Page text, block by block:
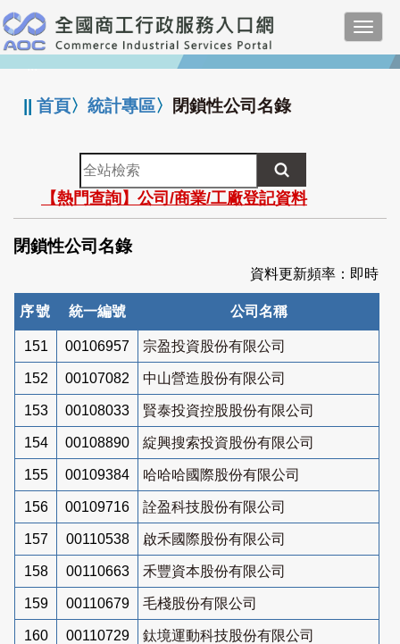
跳
到
主
要
:::
||首頁〉統計專區〉 閉鎖性公司名錄
全
站
檢
索
【熱門查詢】公司/商業/工廠登記資料
閉鎖性公司名錄
資料更新頻率：即時
序號 統一編號 公司名稱
151 00106957 宗盈投資股份有限公司
152 00107082 中山營造股份有限公司
153 00108033 賢泰投資控股股份有限公司
154 00108890 綻興搜索投資股份有限公司
155 00109384 哈哈哈國際股份有限公司
156 00109716 詮盈科技股份有限公司
157 00110538 啟禾國際股份有限公司
158 00110663 禾豐資本股份有限公司
159 00110679 毛棧股份有限公司
160 00110729 鈦境運動科技股份有限公司